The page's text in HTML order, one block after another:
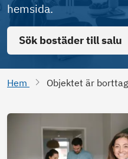
hemsida.
Sök bostäder till salu
Hem Objektet är